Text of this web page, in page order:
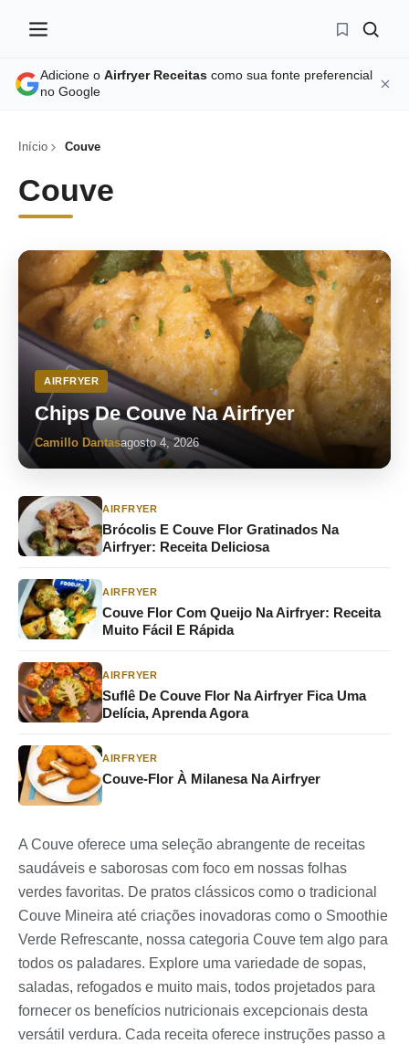
Adicione o Airfryer Receitas como sua fonte preferencial
no Google
Início Couve
Couve
AIRFRYER
Chips De Couve Na Airfryer
Camillo Dantasagosto 4, 2026
AIRFRYER
Brócolis E Couve Flor Gratinados Na
Airfryer: Receita Deliciosa
AIRFRYER
Couve Flor Com Queijo Na Airfryer: Receita
Muito Fácil E Rápida
AIRFRYER
Suflê De Couve Flor Na Airfryer Fica Uma
Delícia, Aprenda Agora
AIRFRYER
Couve-Flor À Milanesa Na Airfryer
A Couve oferece uma seleção abrangente de receitas
saudáveis e saborosas com foco em nossas folhas
verdes favoritas. De pratos clássicos como o tradicional
Couve Mineira até criações inovadoras como o Smoothie
Verde Refrescante, nossa categoria Couve tem algo para
todos os paladares. Explore uma variedade de sopas,
saladas, refogados e muito mais, todos projetados para
fornecer os benefícios nutricionais excepcionais desta
versátil verdura. Cada receita oferece instruções passo a